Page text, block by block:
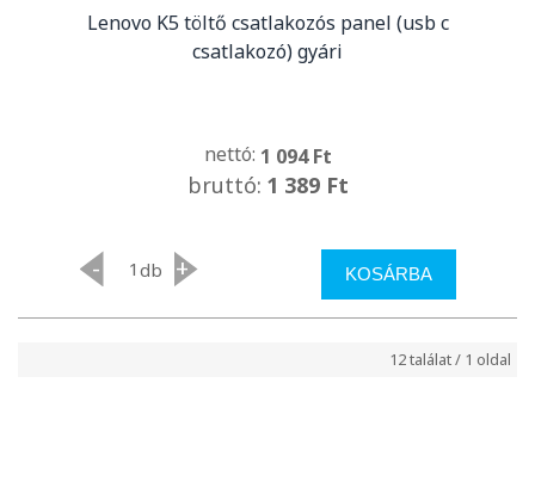
Lenovo K5 töltő csatlakozós panel (usb c
csatlakozó) gyári
nettó: 1 094 Ft
bruttó: 1 389 Ft
- db + KOSÁRBA
12 találat / 1 oldal